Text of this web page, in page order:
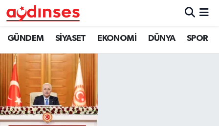
GÜNDEM SİYASET EKONOMİ DÜNYA SPOR
GÜNDEM
SİYASET
EKONOMİ
DÜNYA
Nöbetçi Eczaneler
Hava Durumu
Aydin Namaz Vakitleri
Trafik Durumu